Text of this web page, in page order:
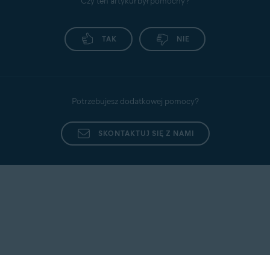
TAK NIE
Potrzebujesz dodatkowej pomocy?
SKONTAKTUJ SIĘ Z NAMI